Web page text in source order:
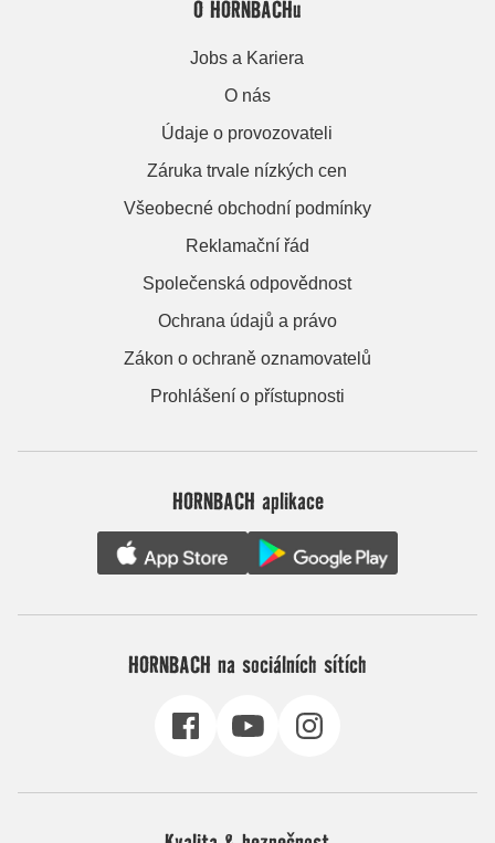
O HORNBACHu
Jobs a Kariera
O nás
Údaje o provozovateli
Záruka trvale nízkých cen
Všeobecné obchodní podmínky
Reklamační řád
Společenská odpovědnost
Ochrana údajů a právo
Zákon o ochraně oznamovatelů
Prohlášení o přístupnosti
HORNBACH aplikace
HORNBACH na sociálních sítích